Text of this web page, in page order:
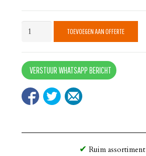
Parasol
400x400
aqua
quantity
TOEVOEGEN AAN OFFERTE
VERSTUUR WHATSAPP BERICHT
Ruim assortiment